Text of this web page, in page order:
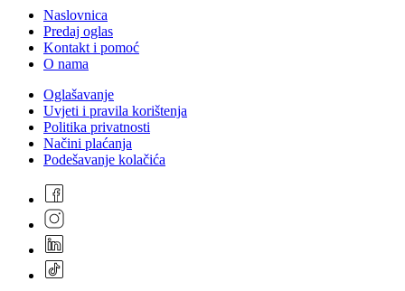
Naslovnica
Predaj oglas
Kontakt i pomoć
O nama
Oglašavanje
Uvjeti i pravila korištenja
Politika privatnosti
Načini plaćanja
Podešavanje kolačića